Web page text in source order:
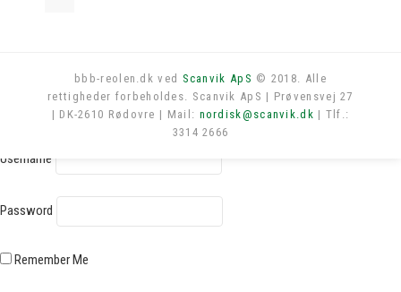
bbb-reolen.dk ved Scanvik ApS © 2018. Alle
rettigheder forbeholdes. Scanvik ApS | Prøvensvej 27
| DK-2610 Rødovre | Mail: nordisk@scanvik.dk | Tlf.:
3314 2666
Log in
Username
Password
Remember Me